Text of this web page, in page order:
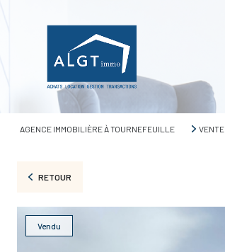
AGENCE IMMOBILIÈRE À TOURNEFEUILLE VENTE
RETOUR
Vendu